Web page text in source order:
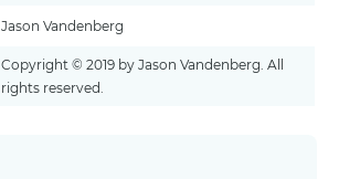
Jason Vandenberg
Copyright © 2019 by Jason Vandenberg. All
rights reserved.